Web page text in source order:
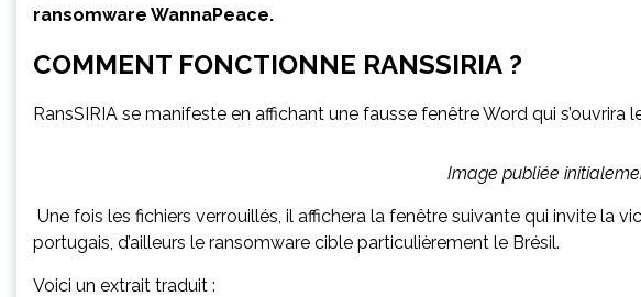
ransomware WannaPeace.
COMMENT FONCTIONNE RANSSIRIA ?
RansSIRIA se manifeste en affichant une fausse fenêtre Word qui
Image publiée
Une fois les fichiers verrouillés, il affichera la fenêtre suivante qui invite la
portugais, d’ailleurs le ransomware cible particulièrement le Brésil.
Voici un extrait traduit :